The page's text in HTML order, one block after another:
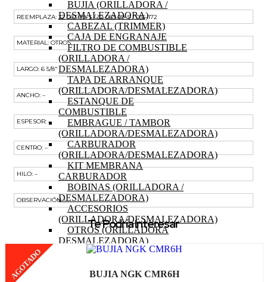
BUJIA (ORILLADORA /
DESMALEZADORA)
CABEZAL (TRIMMER)
CAJA DE ENGRANAJE
FILTRO DE COMBUSTIBLE
(ORILLADORA /
DESMALEZADORA)
TAPA DE ARRANQUE
(ORILLADORA/DESMALEZADORA)
ESTANQUE DE
COMBUSTIBLE
EMBRAGUE / TAMBOR
(ORILLADORA/DESMALEZADORA)
CARBURADOR
(ORILLADORA/DESMALEZADORA)
KIT MEMBRANA
CARBURADOR
BOBINAS (ORILLADORA /
DESMALEZADORA)
ACCESORIOS
(ORILLADORA/DESMALEZADORA)
OTROS (ORILLADORA
DESMALEZADORA)
TRACTOR
PISTON (TRACTOR)
REEMPLAZA: 32 083 09-S / 32 083 09-S / 055-172
MATERIAL: OTROS
LARGO: 6 5/8″
ANCHO: –
ESPESOR: –
CENTRO: –
HILO: –
OBSERVACIÓN: –
Te Podría Interesar
BUJIA NGK CMR6H
AGOTADO